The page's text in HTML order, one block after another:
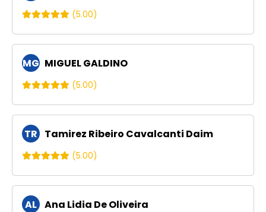
(5.00)
MG MIGUEL GALDINO
(5.00)
TR Tamirez Ribeiro Cavalcanti Daim
(5.00)
AL Ana Lidia De Oliveira